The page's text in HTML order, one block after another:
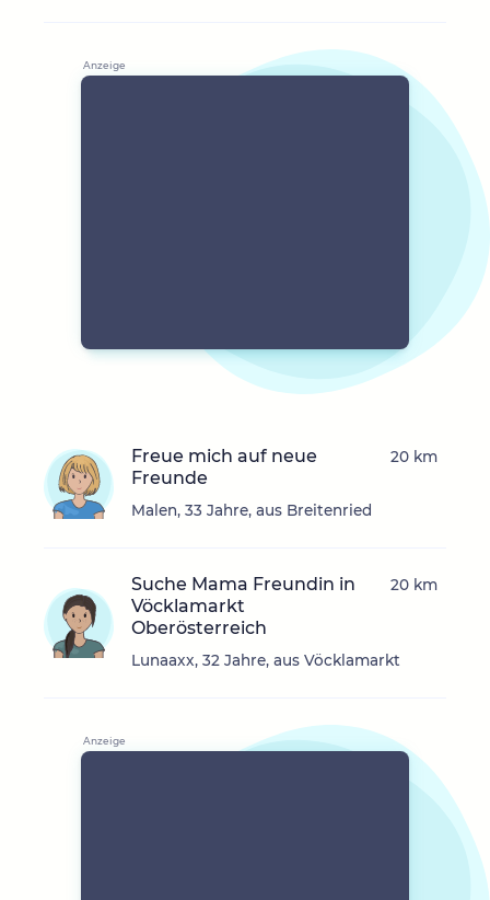
Freue mich auf neue
Freunde
Malen, 33 Jahre, aus Breitenried
20 km
Suche Mama Freundin in
Vöcklamarkt
Oberösterreich
Lunaaxx, 32 Jahre, aus Vöcklamarkt
20 km